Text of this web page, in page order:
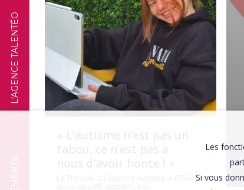
L'AGENCE TALENTÉO TÉMOIGNAGES
Les
Si vous